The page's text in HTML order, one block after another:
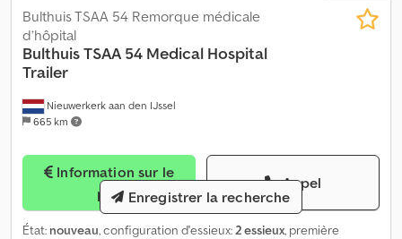
Nieuwerkerk aan den IJssel
665 km
Bulthuis TSAA 54 Remorque médicale
d’hôpital
BulthuisTSAA 54 Medical Hospital
Trailer
prix
Appel
État: nouveau, configuration d'essieux:2 essieux, première
Enregistrer la recherche